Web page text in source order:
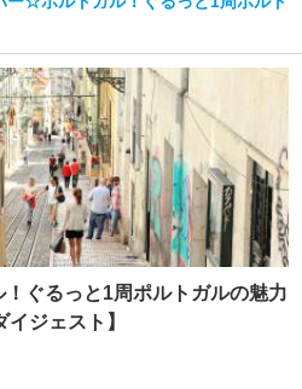
ぐるっと1周ポルトガルの魅力
ジェスト】